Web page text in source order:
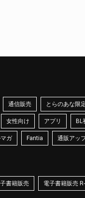
通信販売 とらのあな限
女性向け アプリ BL
ガ Fantia 通販アッ
書籍販売 電子書籍販売